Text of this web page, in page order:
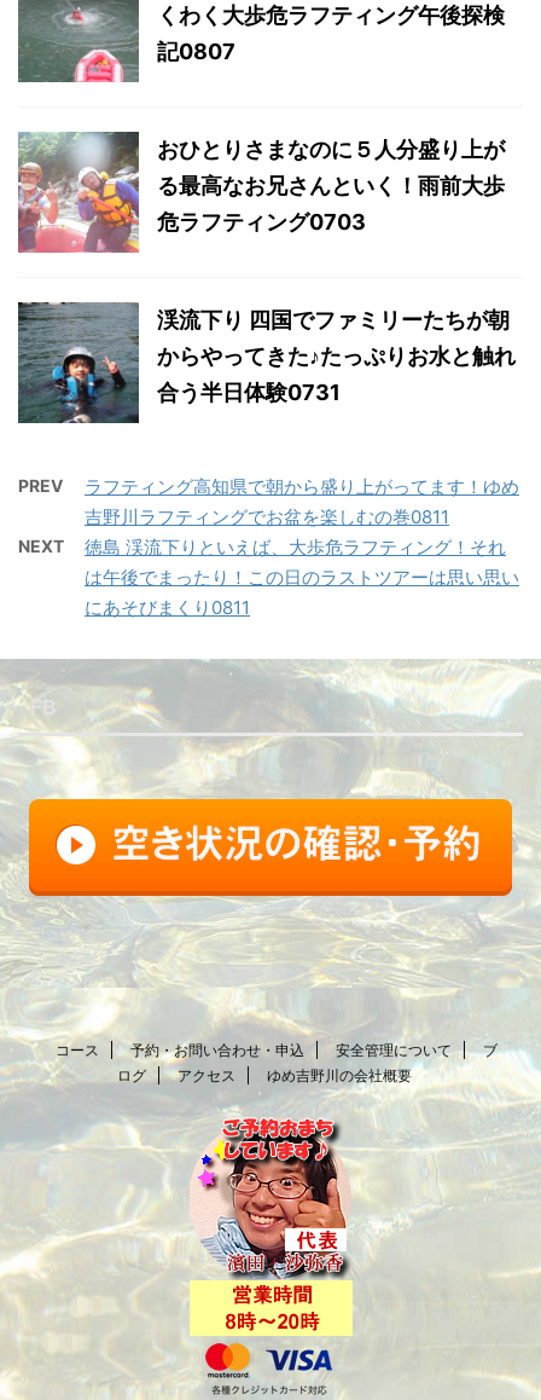
くわく大歩危ラフティング午後探検
記0807
おひとりさまなのに５人分盛り上が
る最高なお兄さんといく！雨前大歩
危ラフティング0703
渓流下り 四国でファミリーたちが朝
からやってきた♪たっぷりお水と触れ
合う半日体験0731
PREV
ラフティング高知県で朝から盛り上がってます！ゆめ
吉野川ラフティングでお盆を楽しむの巻0811
NEXT
徳島 渓流下りといえば、大歩危ラフティング！それ
は午後でまったり！この日のラストツアーは思い思い
にあそびまくり0811
FB
コース 予約・お問い合わせ・申込 安全管理について
ブ
ログ
アクセス ゆめ吉野川の会社概要